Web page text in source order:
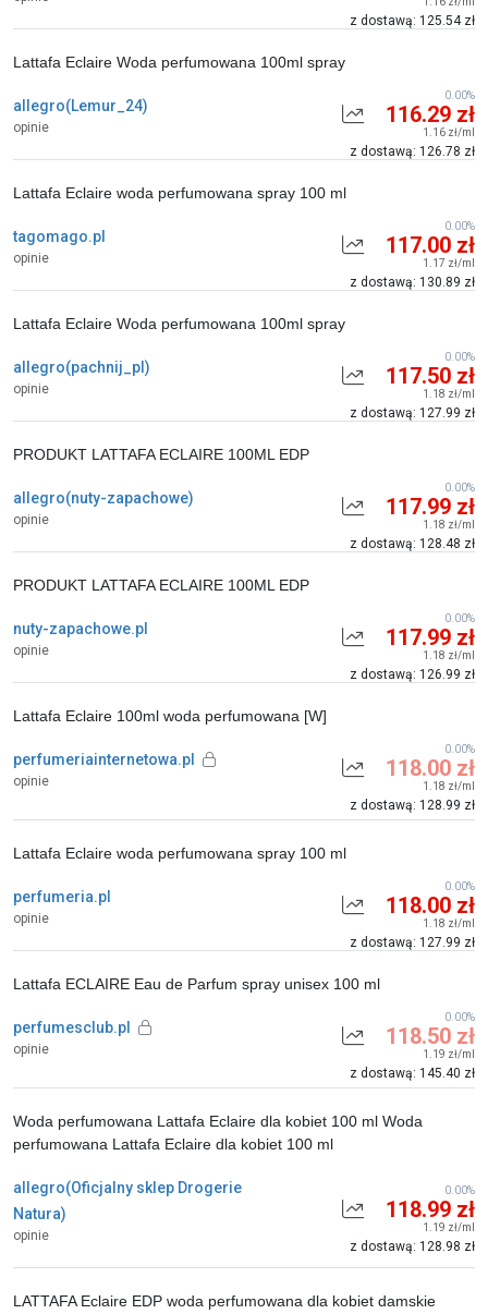
z dostawą: 125.54 zł
allegro(Lemur_24)
opinie
Lattafa Eclaire Woda perfumowana 100ml spray
116.29 zł
1.16 zł/ml
z dostawą: 126.78 zł
0.00%
tagomago.pl
opinie
Lattafa Eclaire woda perfumowana spray 100 ml
117.00 zł
1.17 zł/ml
z dostawą: 130.89 zł
0.00%
allegro(pachnij_pl)
opinie
Lattafa Eclaire Woda perfumowana 100ml spray
117.50 zł
1.18 zł/ml
z dostawą: 127.99 zł
0.00%
allegro(nuty-zapachowe)
opinie
PRODUKT LATTAFA ECLAIRE 100ML EDP
117.99 zł
1.18 zł/ml
z dostawą: 128.48 zł
0.00%
nuty-zapachowe.pl
opinie
PRODUKT LATTAFA ECLAIRE 100ML EDP
117.99 zł
1.18 zł/ml
z dostawą: 126.99 zł
0.00%
perfumeriainternetowa.pl
opinie
Lattafa Eclaire 100ml woda perfumowana [W]
118.00 zł
1.18 zł/ml
z dostawą: 128.99 zł
0.00%
perfumeria.pl
opinie
Lattafa Eclaire woda perfumowana spray 100 ml
118.00 zł
1.18 zł/ml
z dostawą: 127.99 zł
0.00%
perfumesclub.pl
opinie
Lattafa ECLAIRE Eau de Parfum spray unisex 100 ml
118.50 zł
1.19 zł/ml
z dostawą: 145.40 zł
0.00%
allegro(Oficjalny sklep Drogerie
Natura)
opinie
Woda perfumowana Lattafa Eclaire dla kobiet 100 ml Woda
perfumowana Lattafa Eclaire dla kobiet 100 ml
118.99 zł
1.19 zł/ml
z dostawą: 128.98 zł
0.00%
LATTAFA Eclaire EDP woda perfumowana dla kobiet damskie